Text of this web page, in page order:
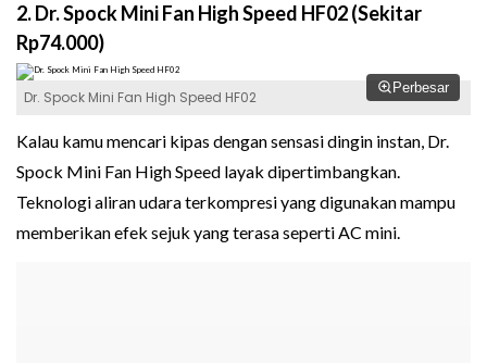
2. Dr. Spock Mini Fan High Speed HF02 (Sekitar
Rp74.000)
Perbesar
Dr. Spock Mini Fan High Speed HF02
Kalau kamu mencari kipas dengan sensasi dingin instan, Dr.
Spock Mini Fan High Speed layak dipertimbangkan.
Teknologi aliran udara terkompresi yang digunakan mampu
memberikan efek sejuk yang terasa seperti AC mini.